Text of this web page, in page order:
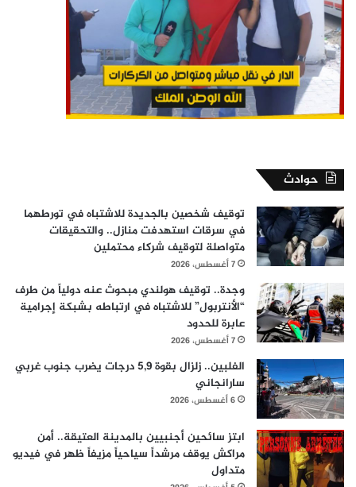
حوادث
توقيف شخصين بالجديدة للاشتباه في تورطهما
في سرقات استهدفت منازل.. والتحقيقات
متواصلة لتوقيف شركاء محتملين
7 أغسطس، 2026
وجدة.. توقيف هولندي مبحوث عنه دولياً من طرف
“الأنتربول” للاشتباه في ارتباطه بشبكة إجرامية
عابرة للحدود
7 أغسطس، 2026
الفلبين.. زلزال بقوة 5,9 درجات يضرب جنوب غربي
سارانجاني
6 أغسطس، 2026
ابتز سائحين أجنبيين بالمدينة العتيقة.. أمن
مراكش يوقف مرشداً سياحياً مزيفاً ظهر في فيديو
متداول